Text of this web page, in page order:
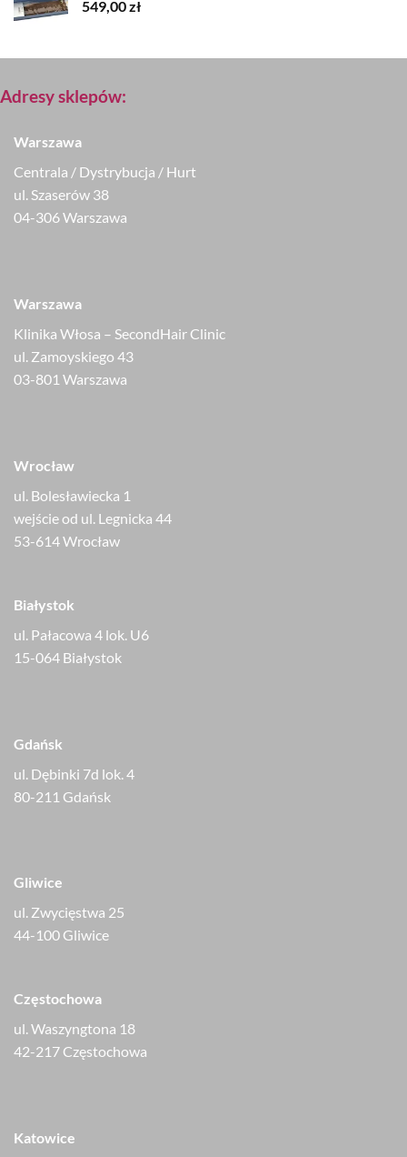
549,00zł
Adresy sklepów:
Warszawa
Centrala / Dystrybucja / Hurt
ul. Szaserów 38
04-306 Warszawa
Warszawa
Klinika Włosa – SecondHair Clinic
ul. Zamoyskiego 43
03-801 Warszawa
Wrocław
ul. Bolesławiecka 1
wejście od ul. Legnicka 44
53-614 Wrocław
Białystok
ul. Pałacowa 4 lok. U6
15-064 Białystok
Gdańsk
ul. Dębinki 7d lok. 4
80-211 Gdańsk
Gliwice
ul. Zwycięstwa 25
44-100 Gliwice
Częstochowa
ul. Waszyngtona 18
42-217 Częstochowa
Katowice